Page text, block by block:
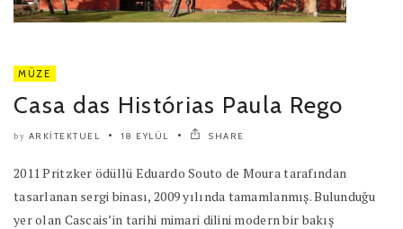
MÜZE
Casa das Histórias Paula Rego
by ARKITEKTUEL 18 EYLÜL SHARE
2011 Pritzker ödüllü Eduardo Souto de Moura tarafından
tasarlanan sergi binası, 2009 yılında tamamlanmış. Bulunduğu
yer olan Cascais’in tarihi mimari dilini modern bir bakış